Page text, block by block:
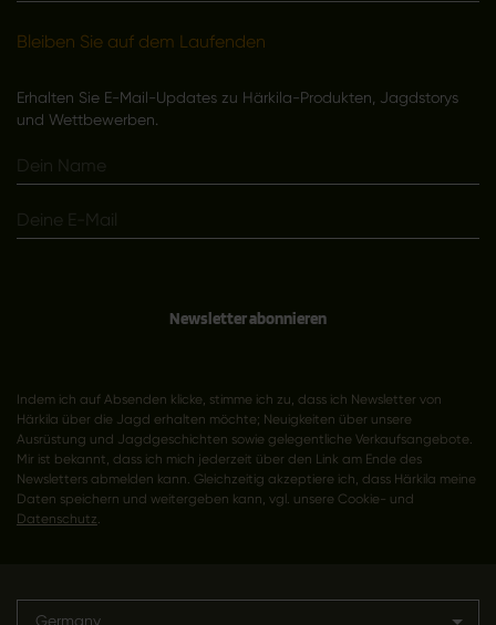
Bleiben Sie auf dem Laufenden
Erhalten Sie E-Mail-Updates zu Härkila-Produkten, Jagdstorys
und Wettbewerben.
Newsletter abonnieren
Indem ich auf Absenden klicke, stimme ich zu, dass ich Newsletter von
Härkila über die Jagd erhalten möchte; Neuigkeiten über unsere
Ausrüstung und Jagdgeschichten sowie gelegentliche Verkaufsangebote.
Mir ist bekannt, dass ich mich jederzeit über den Link am Ende des
Newsletters abmelden kann. Gleichzeitig akzeptiere ich, dass Härkila meine
Daten speichern und weitergeben kann, vgl. unsere Cookie- und
Datenschutz.
Germany